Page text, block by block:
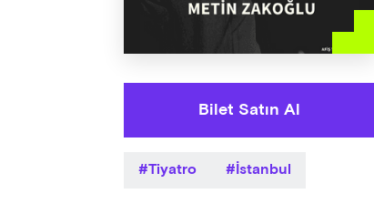
Bilet Satın Al
Tiyatro İstanbul